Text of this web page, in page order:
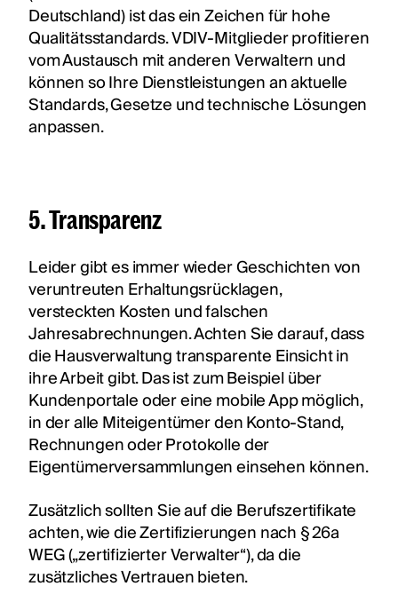
Deutschland) ist das ein Zeichen für hohe
Qualitätsstandards. VDIV-Mitglieder profitieren
vom Austausch mit anderen Verwaltern und
können so Ihre Dienstleistungen an aktuelle
Standards, Gesetze und technische Lösungen
anpassen.
5. Transparenz
Leider gibt es immer wieder Geschichten von
veruntreuten Erhaltungsrücklagen,
versteckten Kosten und falschen
Jahresabrechnungen. Achten Sie darauf, dass
die Hausverwaltung transparente Einsicht in
ihre Arbeit gibt. Das ist zum Beispiel über
Kundenportale oder eine mobile App möglich,
in der alle Miteigentümer den Konto-Stand,
Rechnungen oder Protokolle der
Eigentümerversammlungen einsehen können.
Zusätzlich sollten Sie auf die Berufszertifikate
achten, wie die Zertifizierungen nach § 26a
WEG („zertifizierter Verwalter“), da die
zusätzliches Vertrauen bieten.